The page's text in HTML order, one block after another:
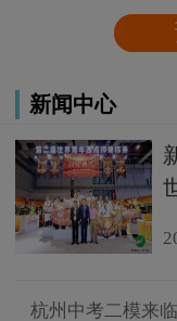
新闻中心
杭州中考二模来